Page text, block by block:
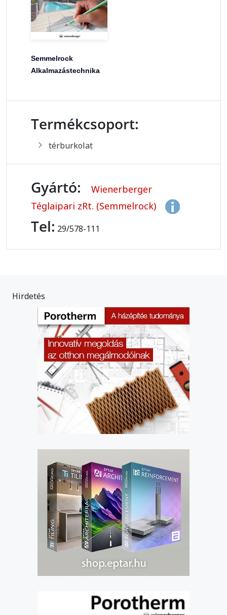
Semmelrock
Alkalmazástechnika
Termékcsoport:
térburkolat
Gyártó:
Wienerberger
Téglaipari zRt. (Semmelrock)
Tel: 29/578-111
Hirdetés